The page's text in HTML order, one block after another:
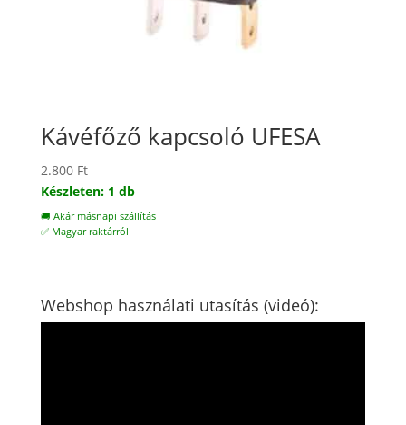
Kávéfőző kapcsoló UFESA
2.800 Ft
Készleten: 1 db
🚚 Akár másnapi szállítás
✅ Magyar raktárról
Webshop használati utasítás (videó):